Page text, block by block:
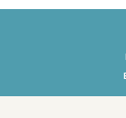
SHOP